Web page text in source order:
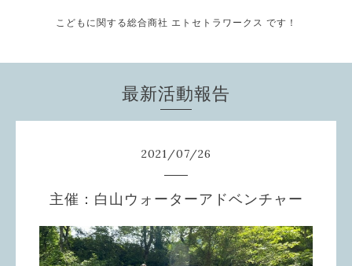
こどもに関する総合商社 エトセトラワークス です！
最新活動報告
2021/07/26
主催：白山ウォーターアドベンチャー